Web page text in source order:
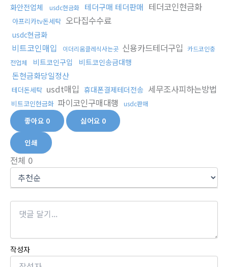
화안전업체
usdc현금화 테더구매 테더판매 테더코인현금화
아프리카tv돈세탁 오다집수수료
usdc현금화
비트코인매입 이더리움클레식사는곳 신용카드테더구입 카드코인충
전업체
비트코인구입 비트코인송금대행
돈현금화당일정산
테더돈세탁 usdt매입 휴대폰결제테더전송 세무조사피하는방법
비트코인현금화 파이코인구매대행 usdc판매
좋아요 0 싫어요 0
인쇄
전체 0
작성자